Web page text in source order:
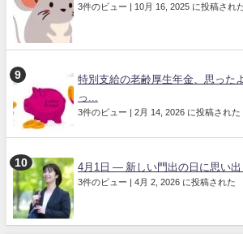
3件のビュー | 10月 16, 2025 に投稿され
特別支給の老齢厚生年金、思った
っ...
3件のビュー | 2月 14, 2026 に投稿された
4月1日 ― 新しい門出の日に思い出
3件のビュー | 4月 2, 2026 に投稿された